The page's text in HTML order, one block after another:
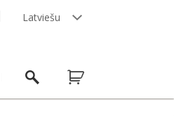
Latviešu